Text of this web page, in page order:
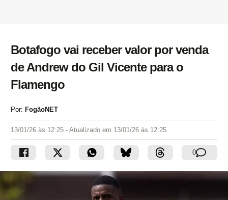
Botafogo vai receber valor por venda
de Andrew do Gil Vicente para o
Flamengo
Por: FogãoNET
13/01/26 às 12:25 - Atualizado em 13/01/26 às 12:25
0